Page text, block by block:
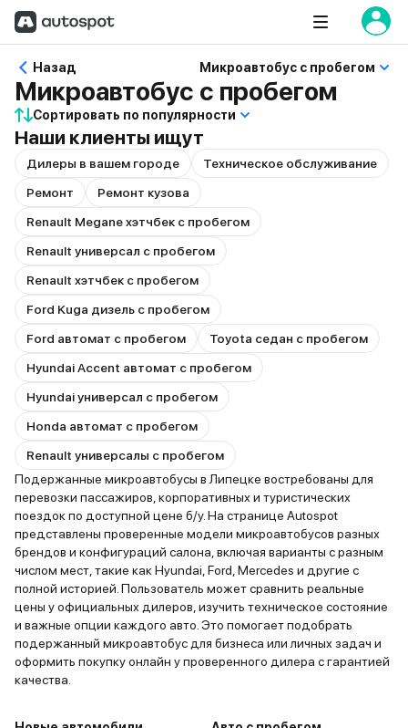
Назад Микроавтобус с пробегом
Микроавтобус с пробегом
Сортировать по популярности
Наши клиенты ищут
Дилеры в вашем городе
Техническое обслуживание
Ремонт
Ремонт кузова
Renault Megane хэтчбек с пробегом
Renault универсал с пробегом
Renault хэтчбек с пробегом
Ford Kuga дизель с пробегом
Ford автомат с пробегом
Toyota седан с пробегом
Hyundai Accent автомат с пробегом
Hyundai универсал с пробегом
Honda автомат с пробегом
Renault универсалы с пробегом
Подержанные микроавтобусы в Липецке востребованы для
перевозки пассажиров, корпоративных и туристических
поездок по доступной цене б/у. На странице Autospot
представлены проверенные модели микроавтобусов разных
брендов и конфигураций салона, включая варианты с разным
числом мест, такие как Hyundai, Ford, Mercedes и другие с
полной историей. Пользователь может сравнить реальные
цены у официальных дилеров, изучить техническое состояние
и важные опции каждого авто. Это помогает подобрать
подержанный микроавтобус для бизнеса или личных задач и
оформить покупку онлайн у проверенного дилера с гарантией
качества.